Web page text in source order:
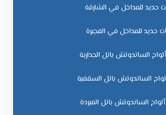
حديد للمداخل في الشارقة
حديد للمداخل في الفجيرة
الساندوتش بانل الجدارية
الساندوتش بانل السقفية
الساندوتش بانل المبردة